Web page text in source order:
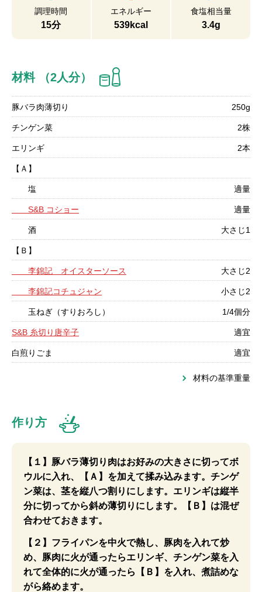
調理時間
15分
エネルギー
539kcal
食塩相当量
3.4g
材料 （2人分）
豚バラ肉薄切り 250g
チンゲン菜 2株
エリンギ 2本
【Ａ】
塩 適量
S&B コショー 適量
酒 大さじ1
【Ｂ】
李錦記 オイスターソース 大さじ2
李錦記コチュジャン 小さじ2
玉ねぎ（すりおろし） 1/4個分
S&B 糸切り唐辛子 適宜
白煎りごま 適宜
材料の基準重量
作り方
【１】豚バラ薄切り肉はお好みの大きさに切ってボ
ウルに入れ、【Ａ】を加えて揉み込みます。チンゲ
ン菜は、茎を縦八つ割りにします。エリンギは縦半
分に切ってから斜め薄切りにします。【Ｂ】は混ぜ
合わせておきます。
【２】フライパンを中火で熱し、豚肉を入れて炒
め、豚肉に火が通ったらエリンギ、チンゲン菜を入
れて全体的に火が通ったら【Ｂ】を入れ、煮詰めな
がら絡めます。